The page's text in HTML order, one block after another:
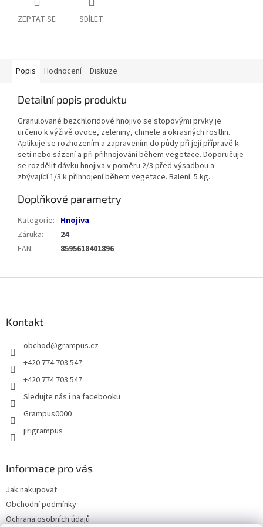
ZEPTAT SE SDÍLET
Popis Hodnocení Diskuze
Detailní popis produktu
Granulované bezchloridové hnojivo se stopovými prvky je
určeno k výživě ovoce, zeleniny, chmele a okrasných rostlin.
Aplikuje se rozhozením a zapravením do půdy při její přípravě k
setí nebo sázení a při přihnojování během vegetace. Doporučuje
se rozdělit dávku hnojiva v poměru 2/3 před výsadbou a
zbývající 1/3 k přihnojení během vegetace. Balení: 5 kg.
Doplňkové parametry
Kategorie: Hnojiva
Záruka:
24
EAN: 8595618401896
Kontakt
obchod@grampus.cz
+420 774 703 547
+420 774 703 547
Sledujte nás i na facebooku
Grampus0000
jirigrampus
Informace pro vás
Jak nakupovat
Obchodní podmínky
Ochrana osobních údajů